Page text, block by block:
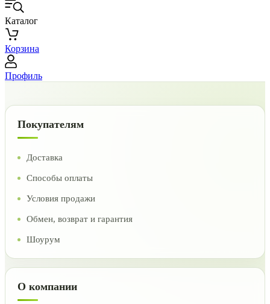
Каталог
Корзина
Профиль
Покупателям
Доставка
Способы оплаты
Условия продажи
Обмен, возврат и гарантия
Шоурум
О компании